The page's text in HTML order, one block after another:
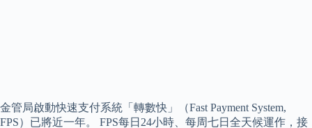
金管局啟動快速支付系統「轉數快」（Fast Payment System,
FPS）已將近一年。 FPS每日24小時、每周七日全天候運作，接